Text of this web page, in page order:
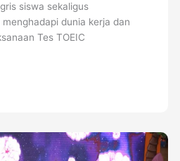
siswa sekaligus
dunia kerja dan
Tes TOEIC